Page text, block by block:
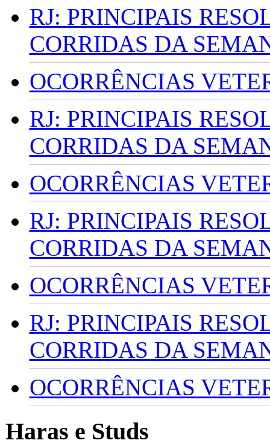
RJ: PRINCIPAIS
CORRIDAS DA
OCORRÊNCIAS
RJ: PRINCIPAIS
CORRIDAS DA
OCORRÊNCIAS
RJ: PRINCIPAIS
CORRIDAS DA
OCORRÊNCIAS
RJ: PRINCIPAIS
CORRIDAS DA
OCORRÊNCIAS
Haras e Studs